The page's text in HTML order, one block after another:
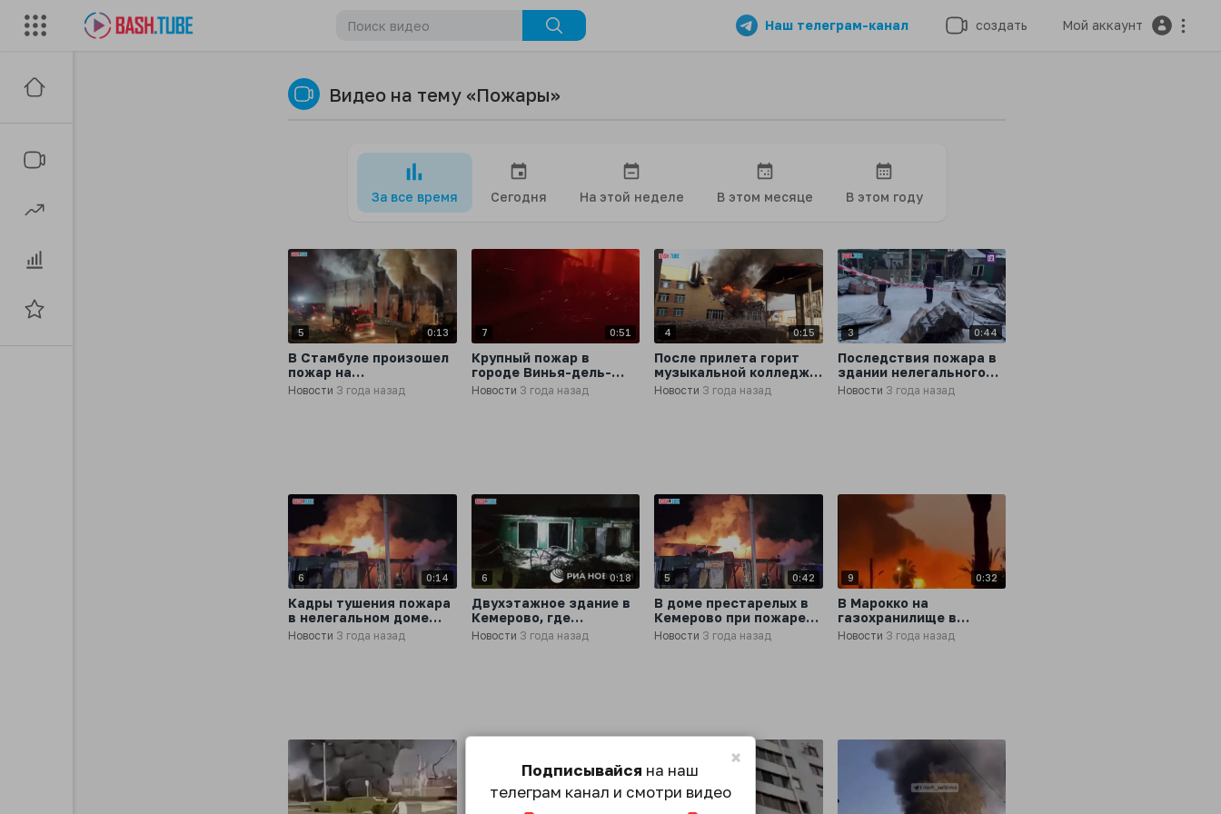
Наш телеграм-канал создать Мой аккаунт
Видео на тему «Пожары»
За все время Сегодня На этой неделе В этом месяце В этом году
5 0:13
В Стамбуле произошел
пожар на
перерабатывающем
Новости 3 года назад
7 0:51
Крупный пожар в
городе Винья-дель-
Мар, Чили
Новости 3 года назад
4 0:15
После прилета горит
музыкальной колледж в
Артемовске
Новости 3 года назад
3 0:44
Последствия пожара в
здании нелегального
приюта в Кемерове
Новости 3 года назад
6 0:14
Кадры тушения пожара
в нелегальном доме
престарелых в
Новости 3 года назад
6 0:18
Двухэтажное здание в
Кемерово, где
располагался
сгоревший дом
Новости 3 года назад
5 0:42
В доме престарелых в
Кемерово при пожаре
погибли 20 человек
Новости 3 года назад
9 0:32
В Марокко на
газохранилище в
портовом городе
Мохаммедия произошёл
Новости 3 года назад
×
Подписывайся на наш
телеграм канал и смотри видео